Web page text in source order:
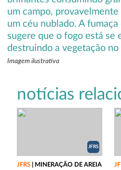
Imagem ilustrativa
notícias
JFRS
JFRS MINERAÇÃO DE AREIA